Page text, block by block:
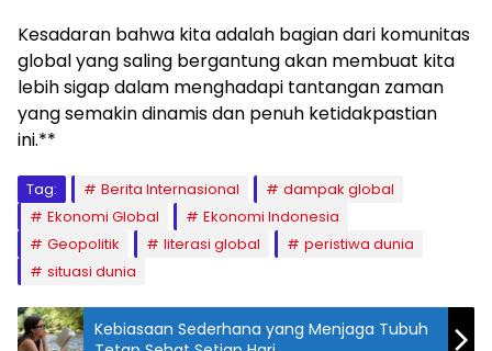
Kesadaran bahwa kita adalah bagian dari komunitas
global yang saling bergantung akan membuat kita
lebih sigap dalam menghadapi tantangan zaman
yang semakin dinamis dan penuh ketidakpastian
ini.**
Tag: Berita Internasional
dampak global
Ekonomi Global
Ekonomi Indonesia
Geopolitik
literasi global
peristiwa dunia
situasi dunia
Kebiasaan Sederhana yang Menjaga Tubuh